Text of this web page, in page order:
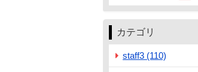
カテゴリ
staff3 (110)